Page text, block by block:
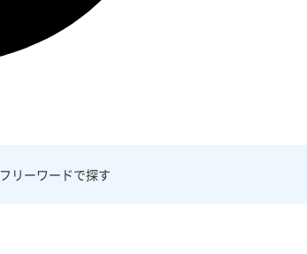
フリーワードで探す